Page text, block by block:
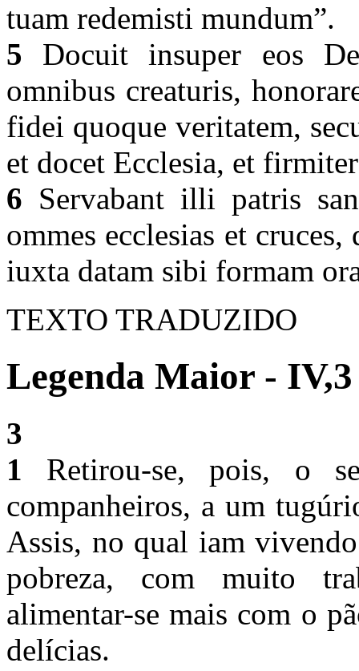
tuam redemisti mundum”.
5 Docuit insuper eos
omnibus creaturis,
fidei quoque veritatem,
et docet Ecclesia, et
6 Servabant illi patris
ommes ecclesias et
iuxta datam sibi formam
TEXTO TRADUZIDO
Legenda Maior - IV,3
3
1 Retirou-se, pois, o
companheiros, a um
Assis, no qual iam
pobreza, com muito
alimentar-se mais com o
delícias.